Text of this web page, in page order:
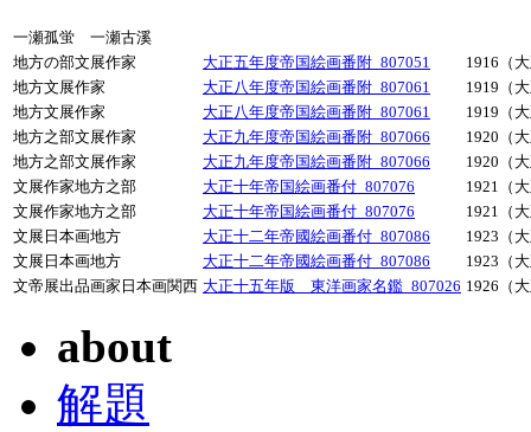
一瀬孤蛍 一瀬古溪
地方の部文展作家
大正五年度帝国絵画番附_807051
1916（
地方文展作家
大正八年度帝国絵画番附_807061
1919（
地方文展作家
大正八年度帝国絵画番附_807061
1919（
地方之部文展作家
大正九年度帝国絵画番附_807066
1920（
地方之部文展作家
大正九年度帝国絵画番附_807066
1920（
文展作家地方之部
大正十年帝国絵画番付_807076
1921（
文展作家地方之部
大正十年帝国絵画番付_807076
1921（
文展日本画地方
大正十二年帝國絵画番付_807086
1923（
文展日本画地方
大正十二年帝國絵画番付_807086
1923（
文帝展出品画家日本画関西 大正十五年版 東洋画家名鑑_807026 1926（
about
解題